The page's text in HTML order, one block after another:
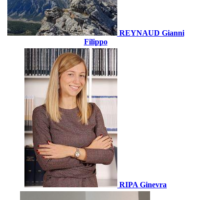
REYNAUD Gianni
Filippo
RIPA Ginevra